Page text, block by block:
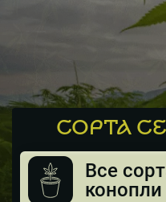
СОРТА
Все
конопли